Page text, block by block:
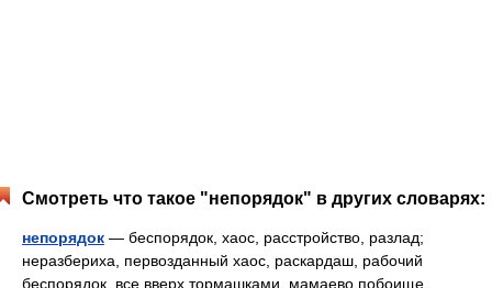
Смотреть что такое "непорядок" в других словарях:
непорядок — беспорядок, хаос, расстройство, разлад;
неразбериха, первозданный хаос, раскардаш, рабочий
беспорядок, все вверх тормашками, мамаево побоище,